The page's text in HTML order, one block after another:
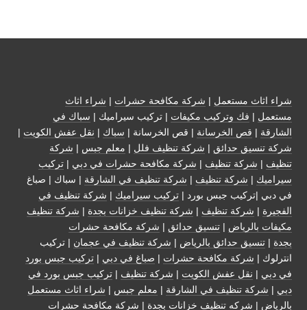
شراء اثاث مستعمل | شركة مكافحة حشرات | شراء اثاث
مستعمل | فك وتركيب مكيفات | تركيب سيراميك | سباك في
الشارقة | قص الخرسانة | قص الخرسانة | سباك | نقل عفش الكويت |
شركة تنسيق حدائق | شركة تنظيف فلل | معلم جبس | شركة
تنظيف | شركة تنظيف | شركة مكافحة حشرات في دبي | تركيب
سيراميك | شركة تنظيف | شركة تنظيف في الشارقة | سباك | صباغ
في دبي |تركيب جبس بورد | تركيب سيراميك | شركة تنظيف في
الفجيرة | شركة تنظيف | شركة تنظيف خزانات بجدة | شركة تنظيف
مكيفات بالرياض | تنسيق حدائق | شركة مكافحة حشرات
بجدة | تنسيق حدائق بالرياض | شركة تنظيف في عجمان | تركيب
انترلوك | شركة مكافحة حشرات | صباغ في دبي | تركيب جبس بورد
في دبي | نقل عفش الكويت | شركة تنظيف | تركيب جبس بورد في
دبي | شركة تنظيف في الشارقة | معلم جبس | شراء اثاث مستعمل
بالرياض | شركه تنظيف خزانات بجدة | شركة مكافحة حشرات